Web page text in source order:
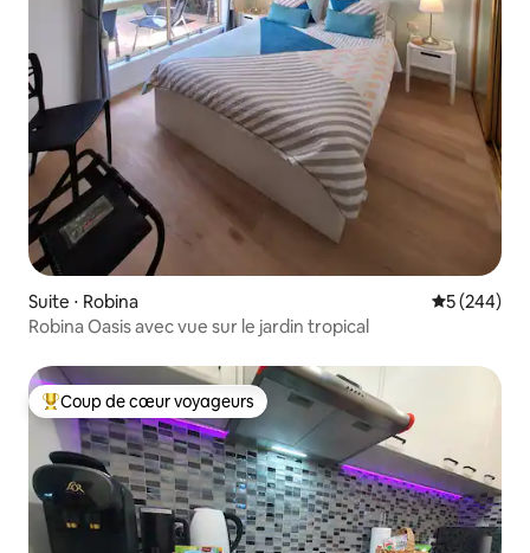
Suite ⋅ Robina Évaluation
5 (244)
Robina Oasis avec vue sur le jardin tropical
Coups de cœur voyageurs les plus appréciés
Coup de cœur voyageurs